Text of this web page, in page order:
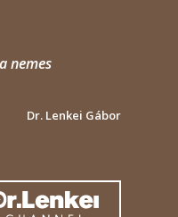
nemes
Dr. Lenkei Gábor